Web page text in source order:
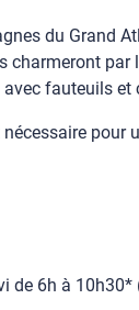
du Grand
fauteuils et
pour
de 6h à